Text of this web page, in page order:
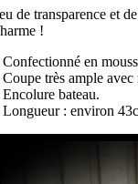
de transparence et
!
Confectionné en
Coupe très ample
Encolure bateau.
Longueur : environ